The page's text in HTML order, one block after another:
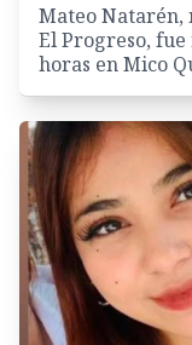
Mateo Natarén,
El Progreso,
horas en Mico